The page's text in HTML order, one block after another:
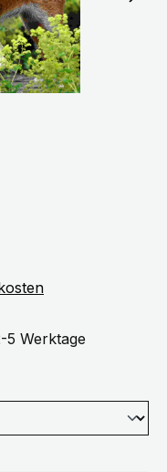
Werktage